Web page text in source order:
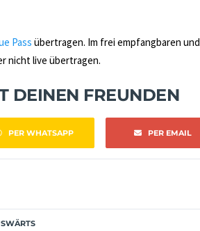
Pass übertragen. Im frei empfangbaren und
nicht live übertragen.
DEINEN FREUNDEN
PER WHATSAPP PER EMAIL